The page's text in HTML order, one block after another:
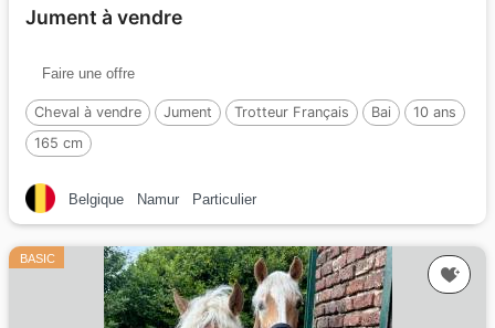
Jument à vendre
Faire une offre
Cheval à vendre Jument Trotteur Français Bai
10 ans
165 cm
Belgique Namur Particulier
BASIC